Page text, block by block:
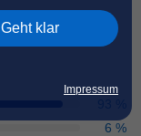
Geht klar
Impressum
6 %